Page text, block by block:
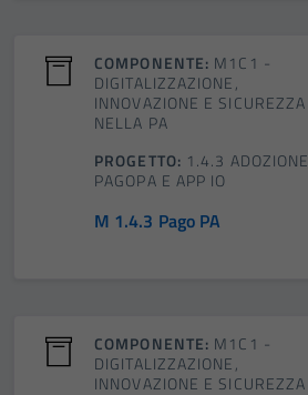
COMPONENTE: M1C1 -
DIGITALIZZAZIONE,
INNOVAZIONE E SICUREZZA
NELLA PA
PROGETTO: 1.4.3 ADOZIONE
PAGOPA E APP IO
M 1.4.3 Pago PA
COMPONENTE: M1C1 -
DIGITALIZZAZIONE,
INNOVAZIONE E SICUREZZA